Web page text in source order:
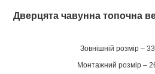
Дверцята чавунна топочна
Зовнішній розмір –
Монтажний розмір –